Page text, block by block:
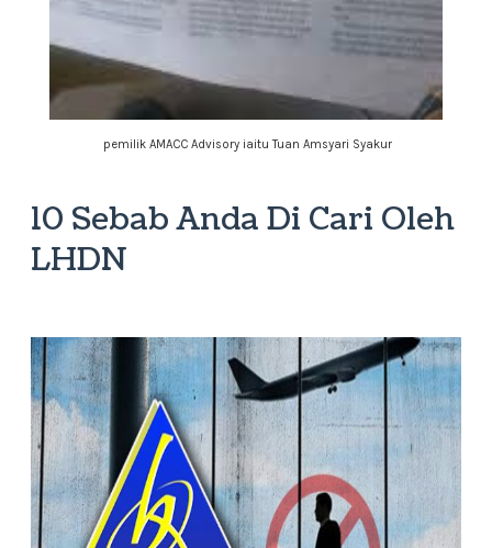
pemilik AMACC Advisory iaitu Tuan Amsyari Syakur
10 Sebab Anda Di Cari Oleh
LHDN